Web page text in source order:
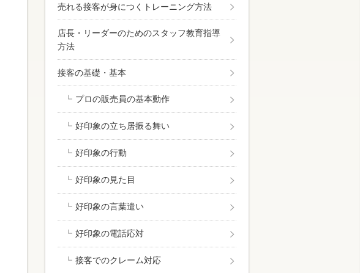
売れる接客が身につくトレーニング方法
店長・リーダーのためのスタッフ教育指導
方法
接客の基礎・基本
プロの販売員の基本動作
好印象の立ち居振る舞い
好印象の行動
好印象の見た目
好印象の言葉遣い
好印象の電話応対
接客でのクレーム対応